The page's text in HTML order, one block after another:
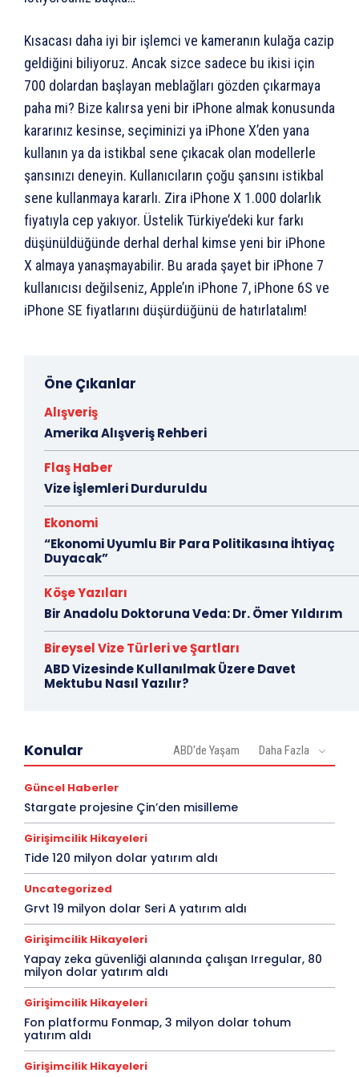
Kısacası daha iyi bir işlemci ve kameranın kulağa cazip
geldiğini biliyoruz. Ancak sizce sadece bu ikisi için
700 dolardan başlayan meblağları gözden çıkarmaya
paha mi? Bize kalırsa yeni bir iPhone almak konusunda
kararınız kesinse, seçiminizi ya iPhone X’den yana
kullanın ya da istikbal sene çıkacak olan modellerle
şansınızı deneyin. Kullanıcıların çoğu şansını istikbal
sene kullanmaya kararlı. Zira iPhone X 1.000 dolarlık
fiyatıyla cep yakıyor. Üstelik Türkiye’deki kur farkı
düşünüldüğünde derhal derhal kimse yeni bir iPhone
X almaya yanaşmayabilir. Bu arada şayet bir iPhone 7
kullanıcısı değilseniz, Apple’ın iPhone 7, iPhone 6S ve
iPhone SE fiyatlarını düşürdüğünü de hatırlatalım!
Öne Çıkanlar
Alışveriş
Amerika Alışveriş Rehberi
Flaş Haber
Vize İşlemleri Durduruldu
Ekonomi
“Ekonomi Uyumlu Bir Para Politikasına İhtiyaç
Duyacak”
Köşe Yazıları
Bir Anadolu Doktoruna Veda: Dr. Ömer Yıldırım
Bireysel Vize Türleri ve Şartları
ABD Vizesinde Kullanılmak Üzere Davet
Mektubu Nasıl Yazılır?
Konular ABD'de Yaşam Daha Fazla
Güncel Haberler
Stargate projesine Çin’den misilleme
Girişimcilik Hikayeleri
Tide 120 milyon dolar yatırım aldı
Uncategorized
Grvt 19 milyon dolar Seri A yatırım aldı
Girişimcilik Hikayeleri
Yapay zeka güvenliği alanında çalışan Irregular, 80
milyon dolar yatırım aldı
Girişimcilik Hikayeleri
Fon platformu Fonmap, 3 milyon dolar tohum
yatırım aldı
Girişimcilik Hikayeleri